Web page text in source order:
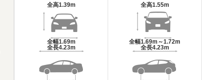
全高1.39m
全幅1.69m
全長4.23m
全高1.55m
全幅1.69m～1.72m
全長4.23m